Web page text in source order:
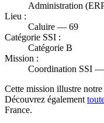
Administration
Lieu :
Caluire — 69
Catégorie SSI :
Catégorie B
Mission :
Coordination SSI
Cette mission illustre notre
Découvrez également
France.